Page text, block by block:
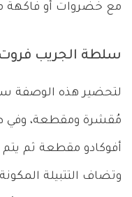
مع خضروات أو
سلطة الجريب فروت
لتحضير هذه الوصفة
مُقشرة ومقطعة، وفي
أفوكادو مقطعة ثم
وتضاف التتبيلة